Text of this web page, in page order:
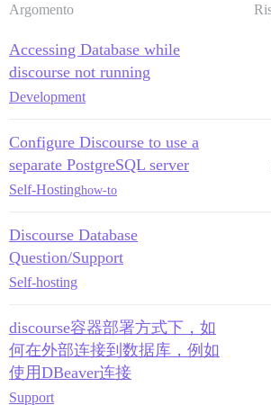
Argomento
Accessing Database while
discourse not running
Development
Configure Discourse to use a
separate PostgreSQL server
Self-Hostinghow-to
Discourse Database
Question/Support
Self-hosting
discourse容器部署方式下，如
何在外部连接到数据库，例如
使用DBeaver连接
Support